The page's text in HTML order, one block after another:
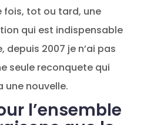
tot ou tard, une
qui est indispensable
depuis 2007 je n’ai pas
seule reconquete qui
une nouvelle.
l’ensemble